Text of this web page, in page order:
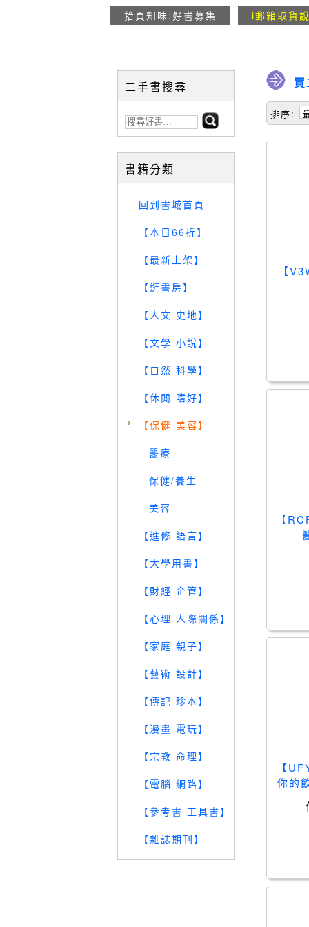
拾頁知味:好書募集 i郵箱取貨
二手書搜尋
書籍分類
回到書城首頁
【本日66折】
【最新上架】
【逛書房】
【人文 史地】
【文學 小說】
【自然 科學】
【休閒 嗜好】
【保健 美容】
醫療
保健/養生
美容
【進修 語言】
【大學用書】
【財經 企管】
【心理 人際關係】
【家庭 親子】
【藝術 設計】
【傳記 珍本】
【漫畫 電玩】
【宗教 命理】
【電腦 網路】
【參考書 工具書】
【雜誌期刊】
排序:
【
【
【
你的